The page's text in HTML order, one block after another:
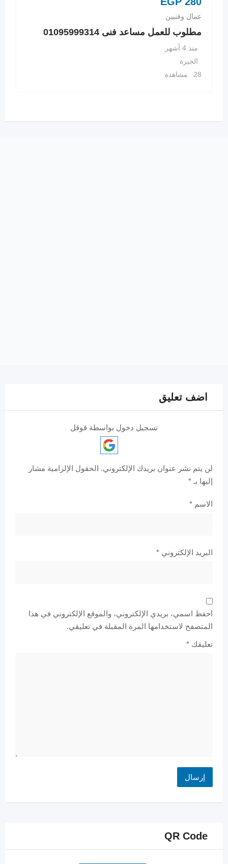
عمال وفنيين
مطلوب للعمل مساعد فنى 01095999314
منذ 4 أشهر
الجيزة
28 مشاهدة
اضف تعليق
تسجيل دخول بواسطة قوقل
لن يتم نشر عنوان بريدك الإلكتروني. الحقول الإلزامية مشار
إليها بـ *
الاسم *
البريد الإلكتروني *
احفظ اسمي، بريدي الإلكتروني، والموقع الإلكتروني في هذا
المتصفح لاستخدامها المرة المقبلة في تعليقي.
تعليقك *
QR Code